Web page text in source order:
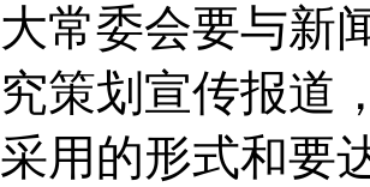
大常委会要与新
究策划宣传报道
采用的形式和要